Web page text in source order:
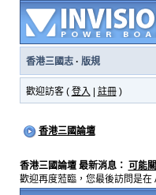
香港三國志· 版規
歡迎訪客 ( 登入 註冊)
香港三國論壇
香港三國論壇 最新消息： 可能
歡迎再度蒞臨，您最後訪問是